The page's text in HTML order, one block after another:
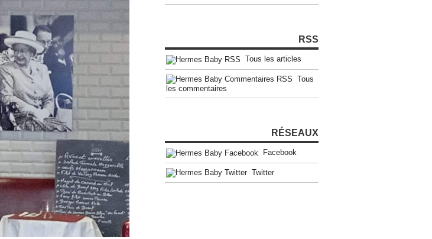
RSS
Tous les articles
Tous
les commentaires
RÉSEAUX
Facebook
Twitter